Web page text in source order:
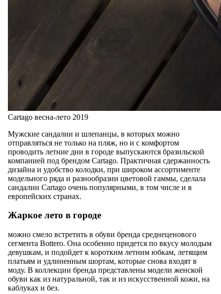
Cartago весна-лето 2019
Мужские сандалии и шлепанцы, в которых можно
отправляться не только на пляж, но и с комфортом
проводить летние дни в городе выпускаются бразильской
компанией под брендом Cartago. Практичная сдержанность
дизайна и удобство колодки, при широком ассортименте
модельного ряда и разнообразии цветовой гаммы, сделала
сандалии Cartago очень популярными, в том числе и в
европейских странах.
Жаркое лето в городе
можно смело встретить в обуви бренда среднеценового
сегмента Bottero. Она особенно придется по вкусу молодым
девушкам, и подойдет к коротким летним юбкам, летящим
платьям и удлиненным шортам, которые снова входят в
моду. В коллекции бренда представлены модели женской
обуви как из натуральной, так и из искусственной кожи, на
каблуках и без.